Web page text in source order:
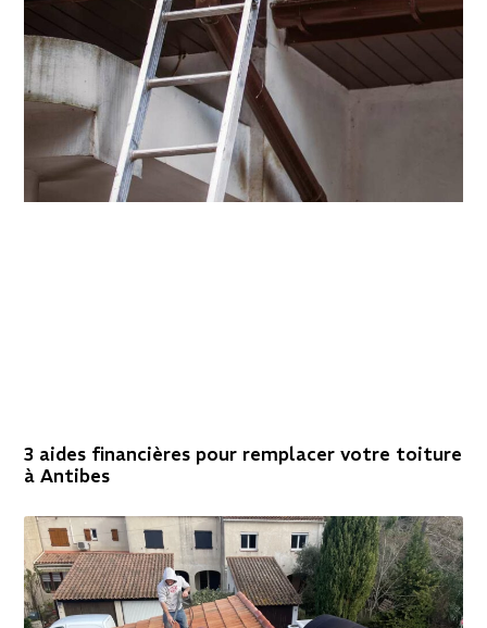
3 aides financières pour remplacer votre toiture
à Antibes